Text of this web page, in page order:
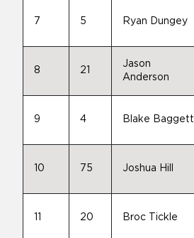
7 5 Ryan Dungey
8 21
Jason
Anderson
9 4 Blake Baggett
10 75 Joshua Hill
20 Broc Tickle